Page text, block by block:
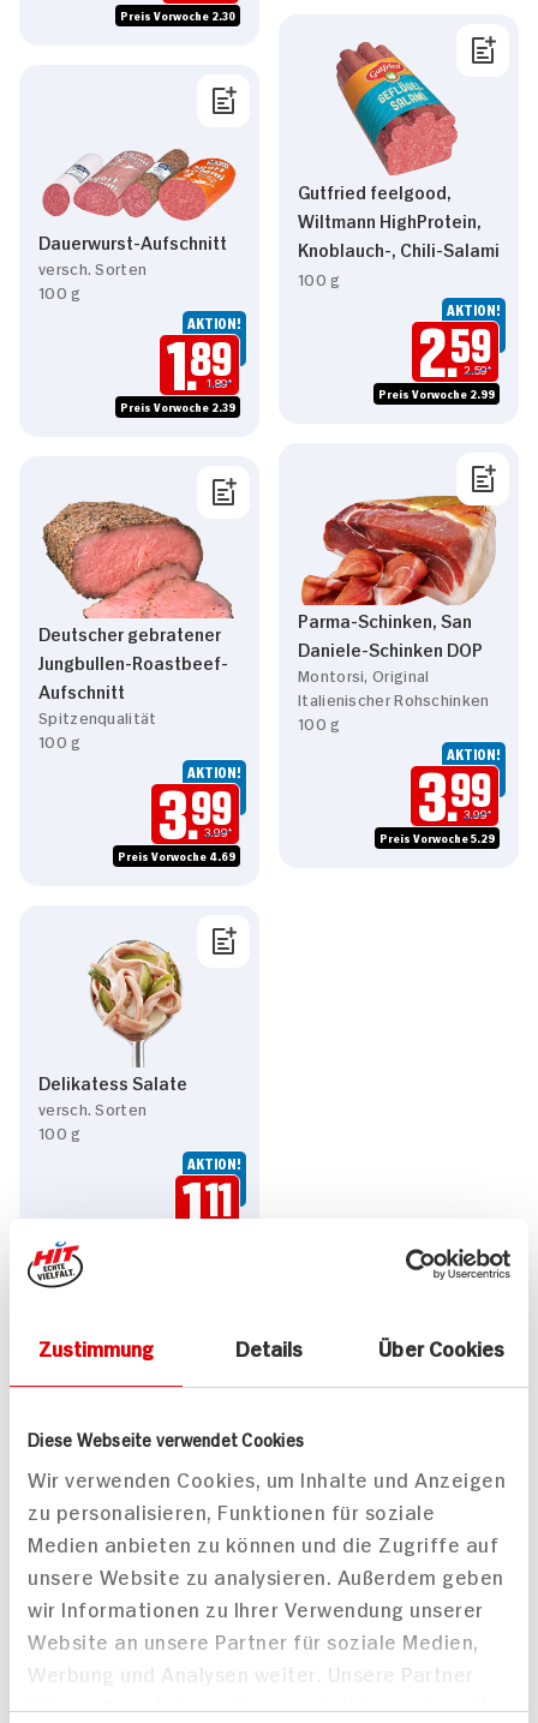
Zustimmung Details Über Cookies
Diese Webseite verwendet Cookies
Wir verwenden Cookies, um Inhalte und Anzeigen
zu personalisieren, Funktionen für soziale
Medien anbieten zu können und die Zugriffe auf
unsere Website zu analysieren. Außerdem geben
wir Informationen zu Ihrer Verwendung unserer
Website an unsere Partner für soziale Medien,
Werbung und Analysen weiter. Unsere Partner
führen diese Informationen möglicherweise mit
Preis Vorwoche 2.30
Dauerwurst-Aufschnitt
versch. Sorten
100 g
AKTION!
1.89
1.89*
Preis Vorwoche 2.39
Gutfried feelgood,
Wiltmann HighProtein,
Knoblauch-, Chili-Salami
100 g
AKTION!
2.59
2.59*
Preis Vorwoche 2.99
Deutscher gebratener
Jungbullen-Roastbeef-
Aufschnitt
Spitzenqualität
100 g
AKTION!
3.99
3.99*
Preis Vorwoche 4.69
Parma-Schinken, San
Daniele-Schinken DOP
Montorsi, Original
Italienischer Rohschinken
100 g
AKTION!
3.99
3.99*
Preis Vorwoche 5.29
Delikatess Salate
versch. Sorten
100 g
AKTION!
1.11
1.11*
Bezahlen bei HIT wird jetzt noch